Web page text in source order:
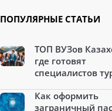
ПОПУЛЯРНЫЕ СТАТЬИ
ТОП ВУЗов
где готовят
специалистов
Как оформить
заграничный